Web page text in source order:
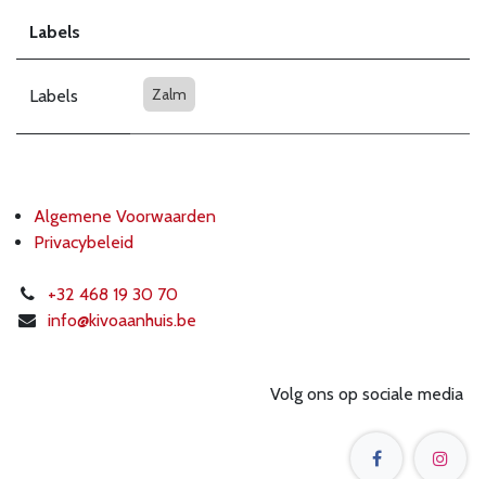
Labels
Labels Zalm
Algemene Voorwaarden
Privacybeleid
+32 468 19 30 70
info@kivoaanhuis.be
Volg ons op sociale media